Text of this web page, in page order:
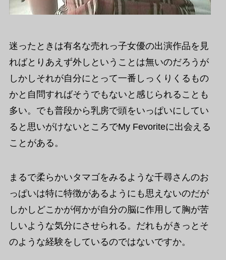
迷ったときは有名な売れっ子女優の出演作品を見
ればとりあえず外しということは無いのだろうが
しかしそれが自分にとって一番しっくりくるもの
かと自問すればそうでもないと感じられることも
多い。でも普段から乳房で頭をいっぱいにしてい
ると思いがけないところでMy Fevoriteに出会える
ことがある。
まるで柔らかいタマゴをみるような千尋さんのお
っぱいは特に特徴があるようにも思えないのだが
しかしどこかが何かが自分の脳に作用して胸が苦
しいような気分にさせられる。だれもがきっとそ
のような経験をしているのではないですか。